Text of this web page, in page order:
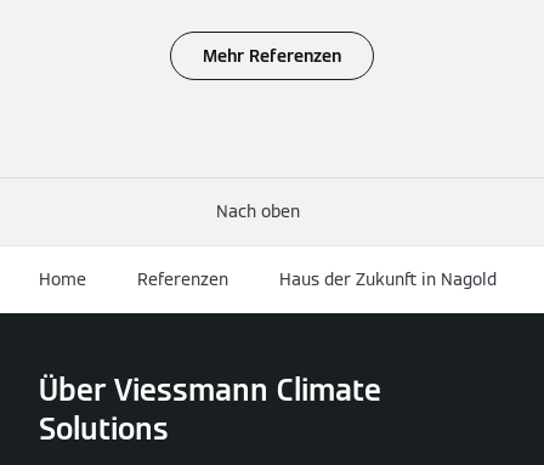
Mehr Referenzen
Nach oben
Home Referenzen Haus der Zukunft in Nagold
Über Viessmann Climate
Solutions